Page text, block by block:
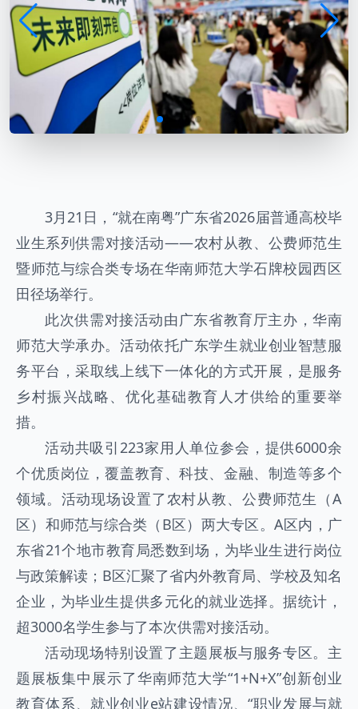
3月21日，“就在南粤”广东省2026届普通高校毕
业生系列供需对接活动——农村从教、公费师范生
暨师范与综合类专场在华南师范大学石牌校园西区
田径场举行。
此次供需对接活动由广东省教育厅主办，华南
师范大学承办。活动依托广东学生就业创业智慧服
务平台，采取线上线下一体化的方式开展，是服务
乡村振兴战略、优化基础教育人才供给的重要举
措。
活动共吸引223家用人单位参会，提供6000余
个优质岗位，覆盖教育、科技、金融、制造等多个
领域。活动现场设置了农村从教、公费师范生（A
区）和师范与综合类（B区）两大专区。A区内，广
东省21个地市教育局悉数到场，为毕业生进行岗位
与政策解读；B区汇聚了省内外教育局、学校及知名
企业，为毕业生提供多元化的就业选择。据统计，
超3000名学生参与了本次供需对接活动。
活动现场特别设置了主题展板与服务专区。主
题展板集中展示了华南师范大学“1+N+X”创新创业
教育体系、就业创业e站建设情况、“职业发展与就